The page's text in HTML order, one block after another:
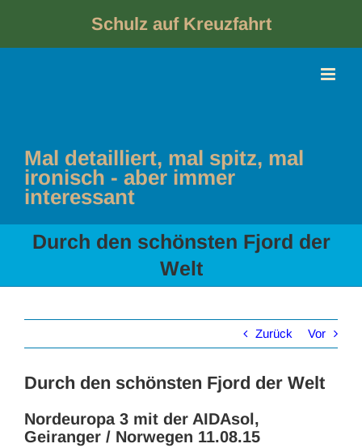
Schulz auf Kreuzfahrt
Mal detailliert, mal spitz, mal
ironisch - aber immer
interessant
Durch den schönsten Fjord der
Welt
Zurück Vor
Durch den schönsten Fjord der Welt
Nordeuropa 3 mit der AIDAsol,
Geiranger / Norwegen 11.08.15